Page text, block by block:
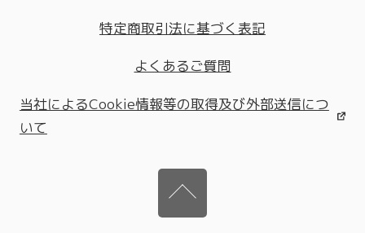
特定商取引法に基づく表記
よくあるご質問
当社によるCookie情報等の取得及び外部送信につ
いて